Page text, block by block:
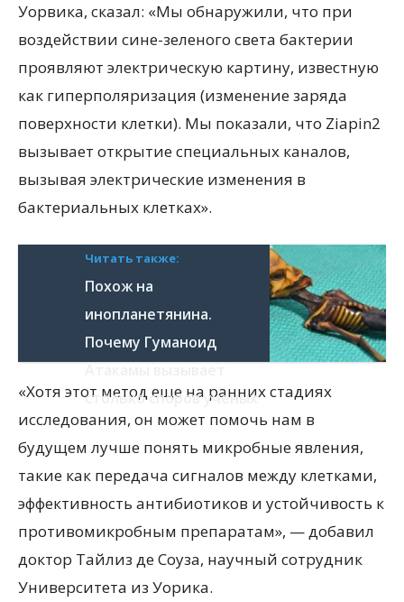
Уорвика, сказал: «Мы обнаружили, что при
воздействии сине-зеленого света бактерии
проявляют электрическую картину, известную
как гиперполяризация (изменение заряда
поверхности клетки). Мы показали, что Ziapin2
вызывает открытие специальных каналов,
вызывая электрические изменения в
бактериальных клетках».
Читать также:
Похож на
инопланетянина.
Почему Гуманоид
столько споров ученых
«Хотя этот метод еще на ранних стадиях
исследования, он может помочь нам в
будущем лучше понять микробные явления,
такие как передача сигналов между клетками,
эффективность антибиотиков и устойчивость к
противомикробным препаратам», — добавил
доктор Тайлиз де Соуза, научный сотрудник
Университета из Уорика.